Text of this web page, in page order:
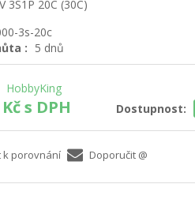
3S1P 20C (30C)
3s-20c
: 5 dnů
HobbyKing
s DPH Dostupnost:
k porovnání Doporučit @